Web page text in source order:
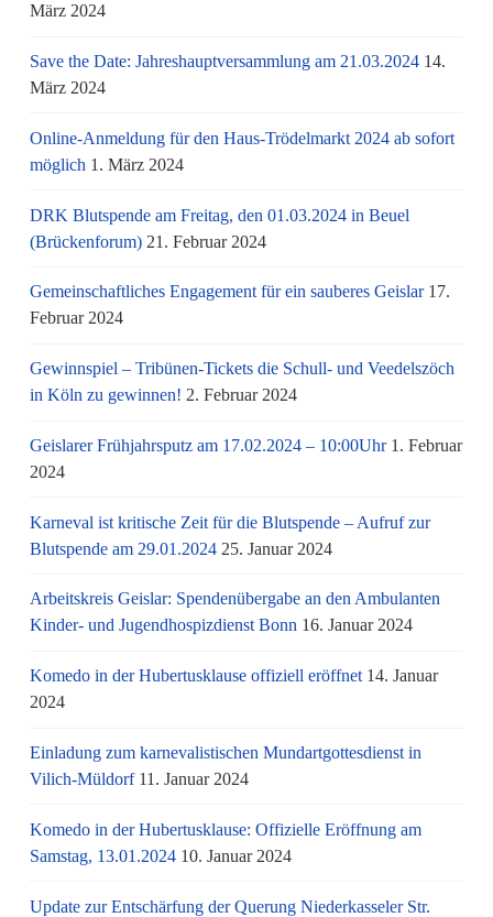
März 2024
Save the Date: Jahreshauptversammlung am 21.03.2024 14.
März 2024
Online-Anmeldung für den Haus-Trödelmarkt 2024 ab sofort
möglich 1. März 2024
DRK Blutspende am Freitag, den 01.03.2024 in Beuel
(Brückenforum) 21. Februar 2024
Gemeinschaftliches Engagement für ein sauberes Geislar 17.
Februar 2024
Gewinnspiel – Tribünen-Tickets die Schull- und Veedelszöch
in Köln zu gewinnen! 2. Februar 2024
Geislarer Frühjahrsputz am 17.02.2024 – 10:00Uhr 1. Februar
2024
Karneval ist kritische Zeit für die Blutspende – Aufruf zur
Blutspende am 29.01.2024 25. Januar 2024
Arbeitskreis Geislar: Spendenübergabe an den Ambulanten
Kinder- und Jugendhospizdienst Bonn 16. Januar 2024
Komedo in der Hubertusklause offiziell eröffnet 14. Januar
2024
Einladung zum karnevalistischen Mundartgottesdienst in
Vilich-Müldorf 11. Januar 2024
Komedo in der Hubertusklause: Offizielle Eröffnung am
Samstag, 13.01.2024 10. Januar 2024
Update zur Entschärfung der Querung Niederkasseler Str.